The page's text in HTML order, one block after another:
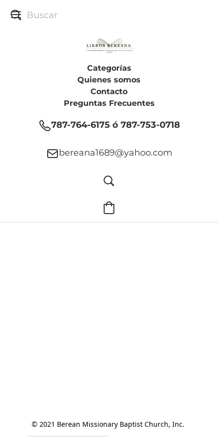
Categorías
Quienes somos
Contacto
Preguntas Frecuentes
787-764-6175 ó 787-753-0718
bereana1689@yahoo.com
© 2021 Berean Missionary Baptist Church, Inc.